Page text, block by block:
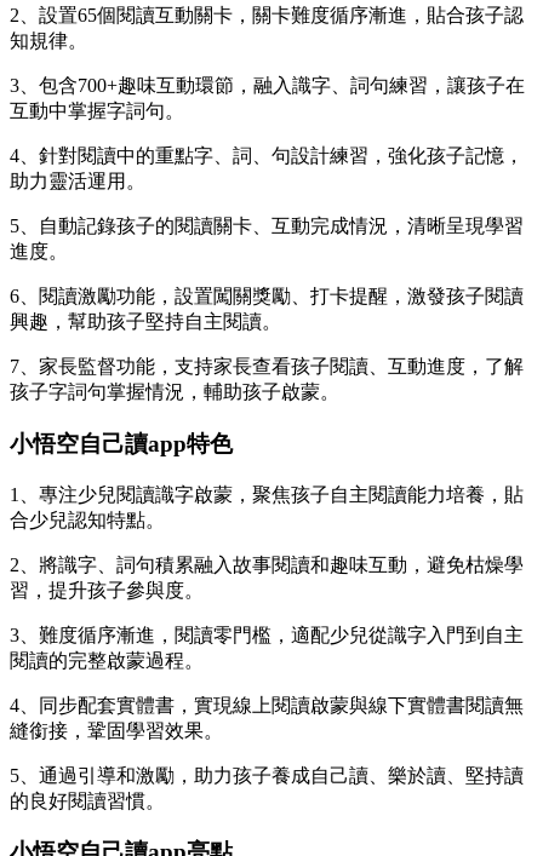
2、設置65個閱讀互動關卡，關卡難度循序漸進，貼合孩子認
知規律。
3、包含700+趣味互動環節，融入識字、詞句練習，讓孩子在
互動中掌握字詞句。
4、針對閱讀中的重點字、詞、句設計練習，強化孩子記憶，
助力靈活運用。
5、自動記錄孩子的閱讀關卡、互動完成情況，清晰呈現學習
進度。
6、閱讀激勵功能，設置闖關獎勵、打卡提醒，激發孩子閱讀
興趣，幫助孩子堅持自主閱讀。
7、家長監督功能，支持家長查看孩子閱讀、互動進度，了解
孩子字詞句掌握情況，輔助孩子啟蒙。
小悟空自己讀app特色
1、專注少兒閱讀識字啟蒙，聚焦孩子自主閱讀能力培養，貼
合少兒認知特點。
2、將識字、詞句積累融入故事閱讀和趣味互動，避免枯燥學
習，提升孩子參與度。
3、難度循序漸進，閱讀零門檻，適配少兒從識字入門到自主
閱讀的完整啟蒙過程。
4、同步配套實體書，實現線上閱讀啟蒙與線下實體書閱讀無
縫銜接，鞏固學習效果。
5、通過引導和激勵，助力孩子養成自己讀、樂於讀、堅持讀
的良好閱讀習慣。